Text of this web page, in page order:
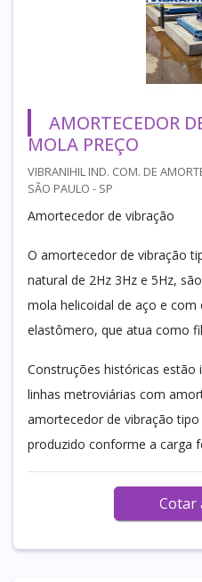
AMORTECEDOR
MOLA PREÇO
VIBRANIHIL IND. COM. DE
SÃO PAULO - SP
Amortecedor de vibração
O amortecedor de vibração
natural de 2Hz 3Hz e 5Hz,
mola helicoidal de aço e com
elastômero, que atua como
Construções históricas estão
linhas metroviárias com
amortecedor de vibração
produzido conforme a carga
Cotar